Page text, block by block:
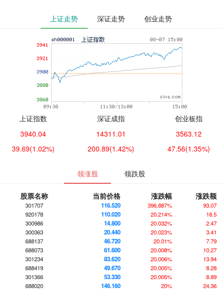
上证走势 深证走势 创业走势
上证指数
3940.04
39.69(1.02%)
深证成指
14311.01
200.89(1.42%)
创业板指
3563.12
47.56(1.35%)
领涨股 领跌股
股票名称 当前价格 涨跌幅 涨跌额
301707 116.520 396.887%
93.07
920178
110.020 20.214%
18.5
300986
14.800 20.032%
2.47
300363
20.440 20.023%
3.41
688137
46.720 20.01%
7.79
688073
61.600 20.008%
10.27
301234
83.620 20.006%
13.94
688419
49.670 20.005%
8.28
301366
53.330 20.005%
8.89
688020
146.160 20% 24.36